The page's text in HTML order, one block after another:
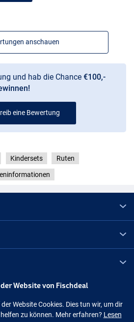
anschauen
und hab die Chance €100,-
eine Bewertung
Kindersets Ruten
Website von Fischdeal
Website Cookies. Dies tun wir, um dir
zu können. Mehr erfahren? Lesen